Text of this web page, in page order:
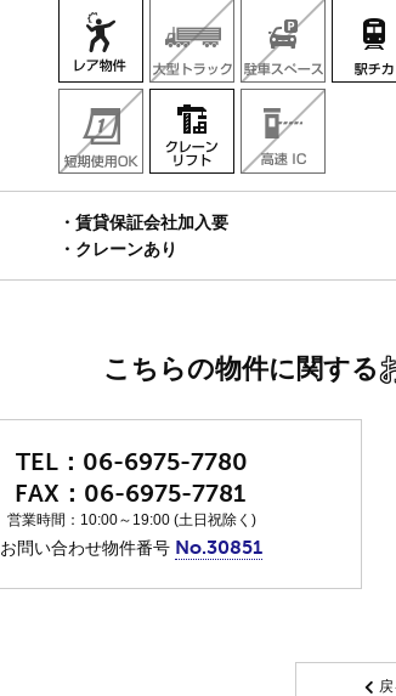
・賃貸保証会社加入要
・クレーンあり
こちらの物件に関する
06-6975-7780
06-6975-7781
営業時間：10:00～19:00 (土日祝除く)
お問い合わせ物件番号 No.30851